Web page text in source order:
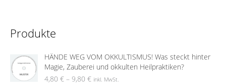
Produkte
HÄNDE WEG VOM OKKULTISMUS! Was steckt hinter
Magie, Zauberei und okkulten Heilpraktiken?
4,80€ – 9,80€ inkl. MwSt.